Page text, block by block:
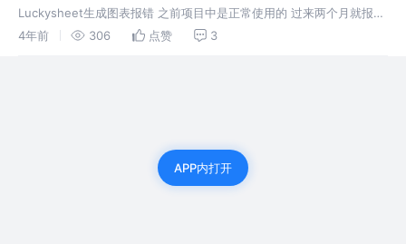
Luckysheet生成图表报错 之前项目中是正常使用的 过来两个月就报错
了 求大佬答疑解惑 感谢大恩大德
4年前 306 点赞 3
APP内打开